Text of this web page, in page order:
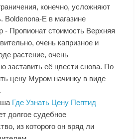
конечно, усложняют
Boldenona-E в магазине
- Пропионат стоимость Верхняя
очень капризное и
растение, очень
заставить её цвести снова. По
цену Муром начинку в виде
Где Узнать Цену Пептид
долгое судебное
из которого он вряд ли